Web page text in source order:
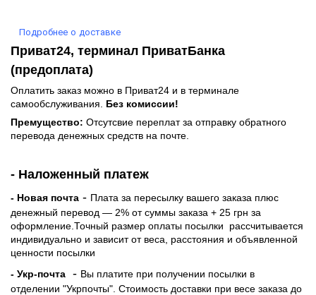
Подробнее о доставке
Приват24, терминал ПриватБанка
(предоплата)
Оплатить заказ можно в Приват24 и в терминале
самообслуживания. Без комиссии!
Премущество: Отсутсвие переплат за отправку обратного
перевода денежных средств на почте.
- Наложенный платеж
- Новая почта - Плата за пересылку вашего заказа плюс
денежный перевод — 2% от суммы заказа + 25 грн за
оформление.Точный размер оплаты посылки рассчитывается
индивидуально и зависит от веса, расстояния и объявленной
ценности посылки
- Укр-почта
- Вы платите при получении посылки в
отделении "Укрпочты". Стоимость доставки при весе заказа до